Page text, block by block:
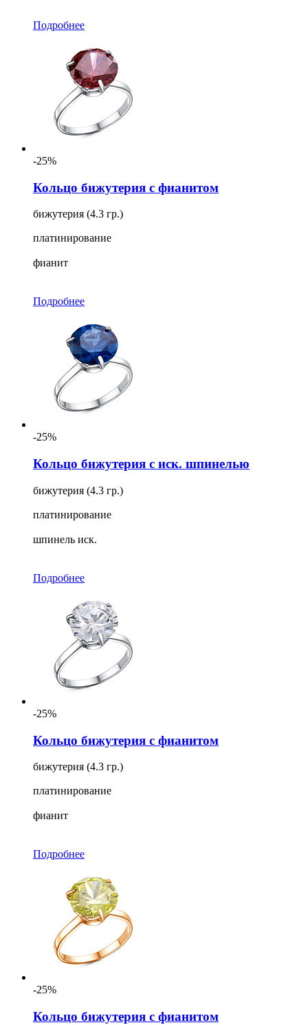
Подробнее
-25%
Кольцо бижутерия с фианитом
бижутерия (4.3 гр.)
платинирование
фианит
Подробнее
-25%
Кольцо бижутерия с иск. шпинелью
бижутерия (4.3 гр.)
платинирование
шпинель иск.
Подробнее
-25%
Кольцо бижутерия с фианитом
бижутерия (4.3 гр.)
платинирование
фианит
Подробнее
-25%
Кольцо бижутерия с фианитом